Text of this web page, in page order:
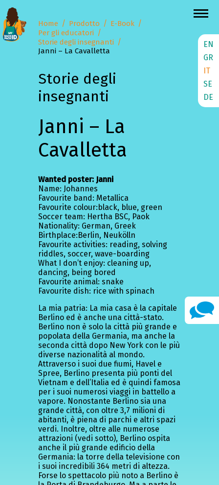
EN
GR
IT
SE
DE
Home Prodotto
E-Book
Per gli educatori
Storie degli insegnanti
Janni – La Cavalletta
Storie degli
insegnanti
Janni – La
Cavalletta
Wanted poster: Janni
Name: Johannes
Favourite band: Metallica
Favourite colour:black, blue, green
Soccer team: Hertha BSC, Paok
Nationality: German, Greek
Birthplace:Berlin, Neukölln
Favourite activities: reading, solving
riddles, soccer, wave-boarding
What I don’t enjoy: cleaning up,
dancing, being bored
Favourite animal: snake
Favourite dish: rice with spinach
La mia patria: La mia casa è la capitale
Berlino ed è anche una città-stato.
Berlino non è solo la città più grande e
popolata della Germania, ma anche la
seconda città dopo New York con le più
diverse nazionalità al mondo.
Attraverso i suoi due fiumi, Havel e
Spree, Berlino presenta più ponti del
Vietnam e dell’Italia ed è quindi famosa
per i suoi numerosi viaggi in battello a
vapore. Nonostante Berlino sia una
grande città, con oltre 3,7 milioni di
abitanti, è piena di parchi e altri spazi
verdi. Inoltre, oltre alle numerose
attrazioni (vedi sotto), Berlino ospita
anche il più grande edificio della
Germania: la torre della televisione con
i suoi incredibili 364 metri di altezza.
Forse lo spettacolo più noto a Berlino è